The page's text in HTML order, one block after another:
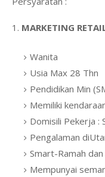
1. MARKETING
Wanita
Usia Max 28 Thn
Pendidikan Min
Memiliki
Domisili Pekerja :
Pengalaman
Smart-Ramah
Mempunyai